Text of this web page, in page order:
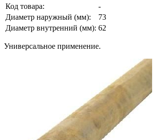
Код товара:
-
Диаметр наружный (мм):
73
Диаметр внутренний (мм): 62
Универсальное применение.